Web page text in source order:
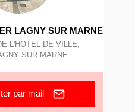
LAGNY SUR MARNE
L'HOTEL DE VILLE,
SUR MARNE
par mail